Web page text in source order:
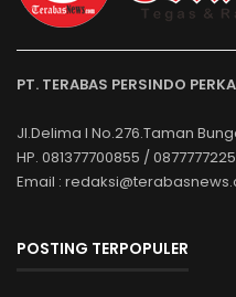
PT. TERABAS PERSINDO
Jl.Delima I No.276.Taman
HP. 081377700855 /
Email :
POSTING TERPOPULER